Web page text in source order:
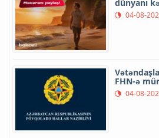
dünyanı
04-08-
FHN-ə
04-08-